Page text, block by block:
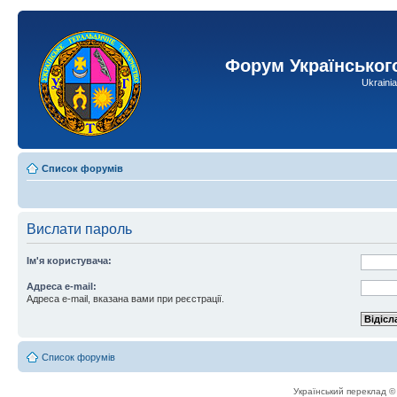
Форум
Список форумів
Вислати пароль
Ім'я користувача:
Адреса e-mail:
Адреса e-mail, вказана вами при реєстрації.
Список форумів
Український переклад